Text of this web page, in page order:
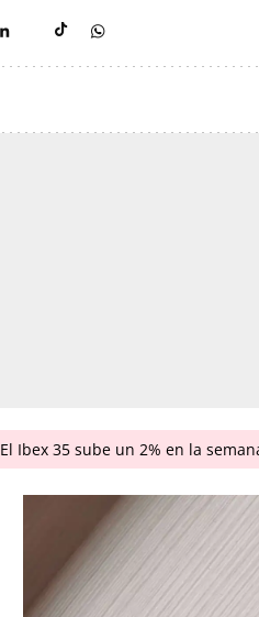
El Ibex 35 sube un 2% en la